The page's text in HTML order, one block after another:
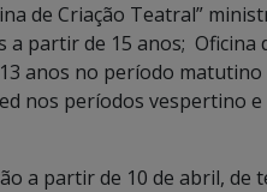
de Criação Teatral”
partir de 15 anos; Oficina
anos no período
nos períodos vespertino
a partir de 10 de abril, de